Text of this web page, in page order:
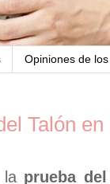
Opiniones de
Talón
la prueba